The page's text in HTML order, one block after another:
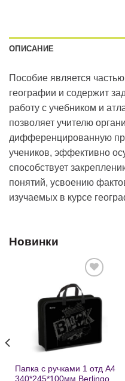
ОПИСАНИЕ
Пособие является
географии и содержит
работу с учебником и
позволяет учителю
дифференцированную
учеников, эффективно
способствует
понятий, усвоению
изучаемых в курсе
Новинки
Добавить
в список
желаний
Папка с ручками 1 отд А4
340*245*100мм Berlingo